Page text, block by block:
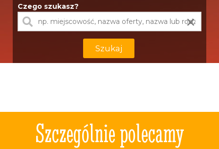
Czego szukasz?
×
Szukaj
Szczególnie polecamy